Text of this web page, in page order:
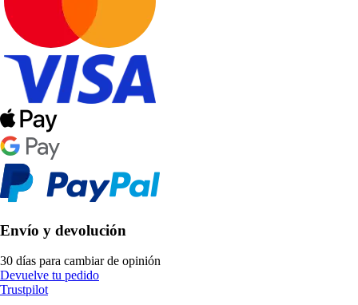
Envío y devolución
30 días para cambiar de opinión
Devuelve tu pedido
Trustpilot